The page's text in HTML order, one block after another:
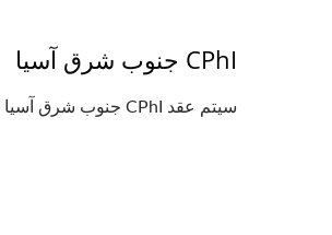
CPhI جنوب شرق آسيا
سيتم عقد CPhI جنوب شرق آسيا (تايلاند) من 8 إلى 10 يوليو 2026! YENCHEN MACHINERY تدعوك بحرارة لزيارة...